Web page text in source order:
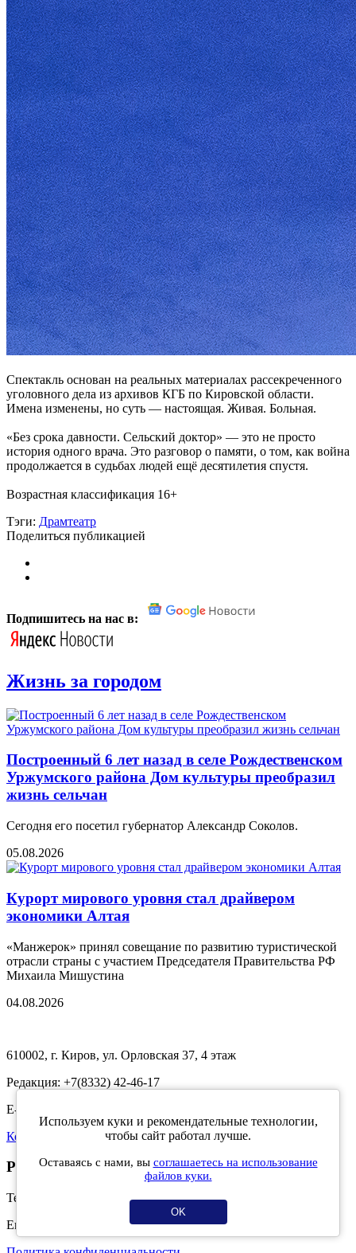
Спектакль основан на реальных материалах рассекреченного
уголовного дела из архивов КГБ по Кировской области.
Имена изменены, но суть — настоящая. Живая. Больная.
«Без срока давности. Сельский доктор» — это не просто
история одного врача. Это разговор о памяти, о том, как война
продолжается в судьбах людей ещё десятилетия спустя.
Возрастная классификация 16+
Тэги: Драмтеатр
Поделиться публикацией
Подпишитесь на нас в:
Жизнь за городом
Построенный 6 лет назад в селе Рождественском
Уржумского района Дом культуры преобразил
жизнь сельчан
Сегодня его посетил губернатор Александр Соколов.
05.08.2026
Курорт мирового уровня стал драйвером
экономики Алтая
«Манжерок» принял совещание по развитию туристической
отрасли страны с участием Председателя Правительства РФ
Михаила Мишустина
04.08.2026
610002, г. Киров, ул. Орловская 37, 4 этаж
Редакция: +7(8332) 42-46-17
E-mail:
Контакты
Реклама на портале:
Тел: 8 (8332) 42-46-12
Email:
reklama@kirov.online
Используем куки и рекомендательные технологии,
чтобы сайт работал лучше.
Оставаясь с нами, вы соглашаетесь на использование
файлов куки.
OK